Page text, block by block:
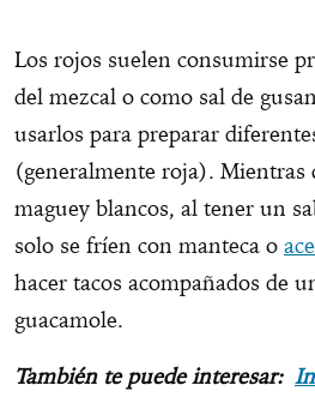
Los rojos suelen consumirse
del mezcal o como sal de
usarlos para preparar
(generalmente roja). Mientras
maguey blancos, al tener un
solo se fríen con manteca o
hacer tacos acompañados de
guacamole.
También te puede interesar: